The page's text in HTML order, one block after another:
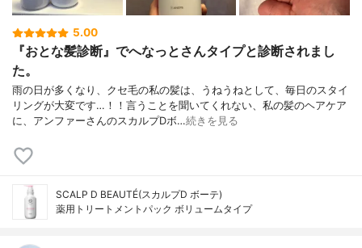
5.00
『おとな髪診断』でへなっとさんタイプと診断されまし
た。
雨の日が多くなり、クセ毛の私の髪は、うねうねとして、毎日のスタイ
リングが大変です…！！言うことを聞いてくれない、私の髪のヘアケア
に、アンファーさんのスカルプDボ…続きを見る
SCALP D BEAUTÉ(スカルプD ボーテ)
薬用トリートメントパック ボリュームタイプ